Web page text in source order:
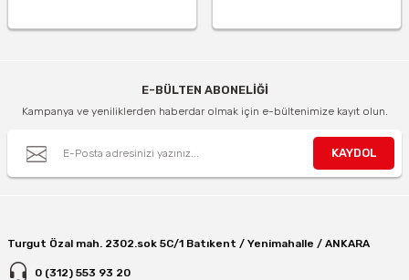
E-BÜLTEN ABONELİĞİ
Kampanya ve yeniliklerden haberdar olmak için e-bültenimize kayıt olun.
KAYDOL
Turgut Özal mah. 2302.sok 5C/1 Batıkent / Yenimahalle / ANKARA
0 (312) 553 93 20